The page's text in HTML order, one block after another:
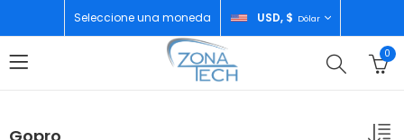
Seleccione una moneda USD, $ Dólar
0
Gopro